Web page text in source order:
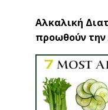
Αλκαλική
προωθούν